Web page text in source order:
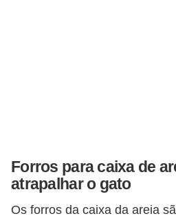
Forros para caixa de
atrapalhar o gato
Os forros da caixa da areia
x
e
s